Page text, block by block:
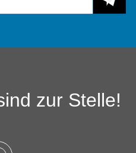
zur Stelle!